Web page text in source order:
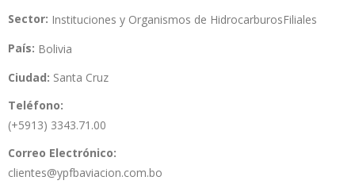
Sector: Instituciones y Organismos de HidrocarburosFiliales
País: Bolivia
Ciudad: Santa Cruz
Teléfono:
(+5913) 3343.71.00
Correo Electrónico:
clientes@ypfbaviacion.com.bo